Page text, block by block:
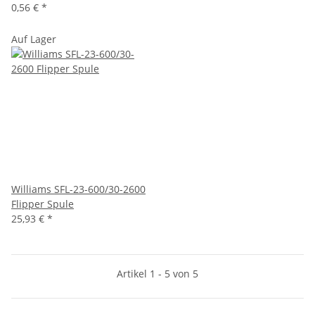
0,56 € *
Auf Lager
Williams SFL-23-600/30-2600
Flipper Spule
25,93 € *
Artikel 1 - 5 von 5